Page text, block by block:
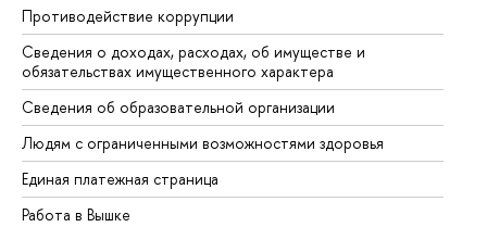
Противодействие коррупции
Сведения о доходах, расходах, об имуществе и
обязательствах имущественного характера
Сведения об образовательной организации
Людям с ограниченными возможностями здоровья
Единая платежная страница
Работа в Вышке